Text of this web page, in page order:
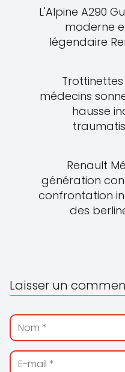
L'Alpine A290
moderne
légendaire
médecins
hausse
Renault
génération
confrontation
des
Laisser un